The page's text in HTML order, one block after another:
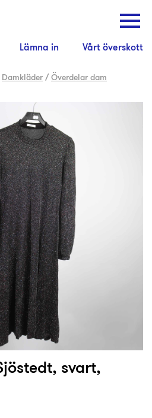
Lämna in Vårt överskott
Damkläder /Överdelar dam
svart,